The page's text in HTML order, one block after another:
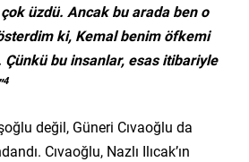
çok üzdü. Ancak bu arada ben o
ki, Kemal benim öfkemi
Çünkü bu insanlar, esas itibariyle
4
değil, Güneri Cıvaoğlu da
Cıvaoğlu, Nazlı Ilıcak’ın